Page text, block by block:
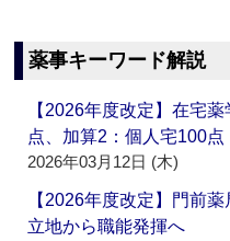
薬事キーワード解説
【2026年度改定】在宅
点、加算2：個人宅100
2026年03月12日 (木)
【2026年度改定】門前
立地から職能発揮へ